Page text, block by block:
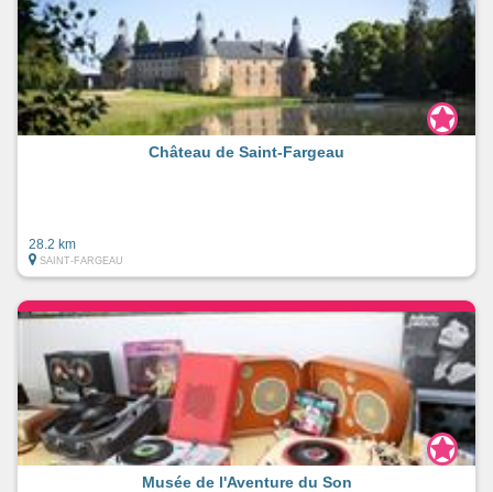
Château de Saint-Fargeau
28.2 km
SAINT-FARGEAU
Musée de l'Aventure du Son